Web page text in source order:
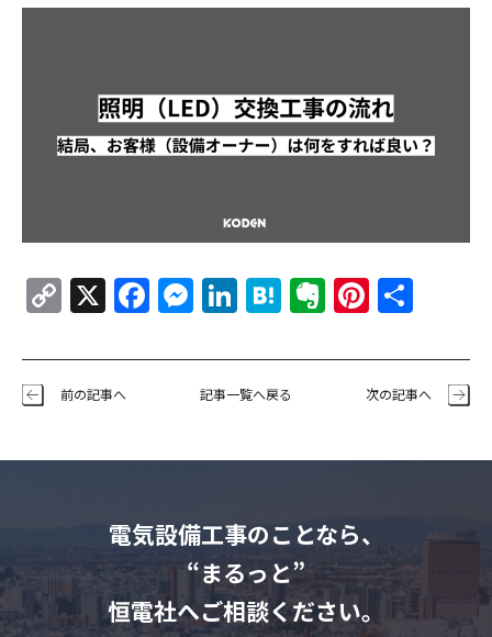
Copy
Link
X Facebook
Messenger
LinkedIn
Hatena
Evernote
前の記事へ 記事一覧へ戻る 次の記事へ
電気設備工事のことなら、
“まるっと”
恒電社へご相談ください。